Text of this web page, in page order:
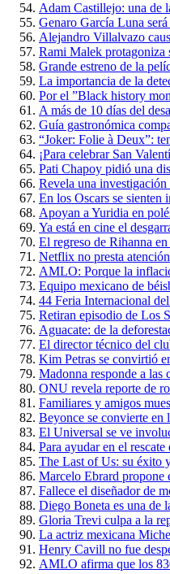
Adam Castillejo: una de
Genaro García Luna
Alejandro Villalvazo
Rami Malek protagoniza
Grande estreno de la
La importancia de la
Por el ”Black history
A más de 10 días del
Guía gastronómica
“Joker: Folie à Deux”:
¡Para celebrar San
Pati Chapoy pidió una
Revela una
En los Oscars se sienten
Apoyan a Yuridia en
Ya está en cine el
El regreso de Rihanna
Netflix no presta
AMLO: Porque la
Equipo mexicano de
44 Feria Internacional
Retiran episodio de Los
Aguacate: de la
El director técnico del
Kim Petras se convirtió
Madonna responde a las
ONU revela reporte de
Familiares y amigos
Beyonce se convierte en
El Universal se ve
Para ayudar en el
The Last of Us: su éxito
Marcelo Ebrard propone
Fallece el diseñador de
Diego Boneta es una de
Gloria Trevi culpa a la
La actriz mexicana
Henry Cavill no fue
AMLO afirma que los